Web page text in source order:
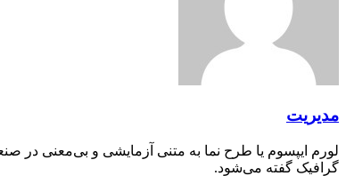
مدیریت
لورم ایپسوم یا طرح‌ نما به متنی آزمایشی و بی‌معنی
گرافیک گفته می‌شود.